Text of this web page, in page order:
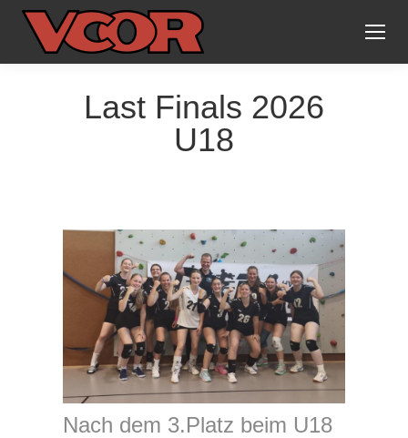
Last Finals 2026
U18
Nach dem 3.Platz beim U18